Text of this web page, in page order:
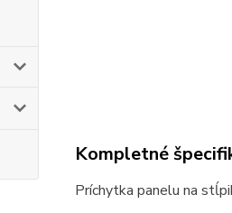
Kompletné
Príchytka panelu na